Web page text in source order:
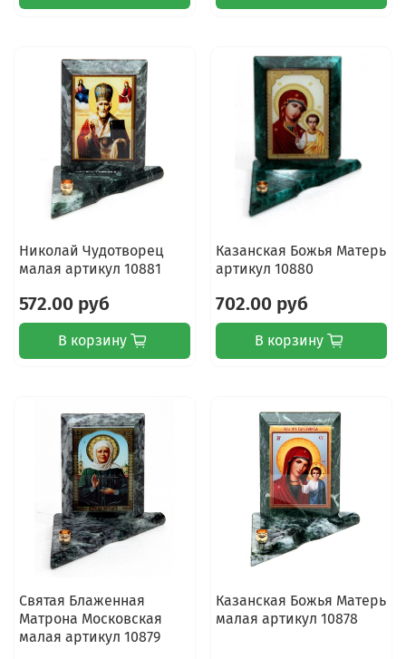
Николай Чудотворец
малая артикул 10881
572.00 руб
В корзину
Казанская Божья Матерь
артикул 10880
702.00 руб
В корзину
Святая Блаженная
Матрона Московская
малая артикул 10879
Казанская Божья Матерь
малая артикул 10878